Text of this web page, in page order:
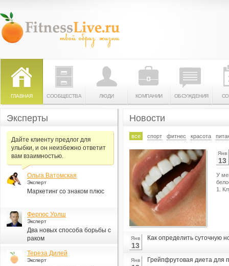
ГЛАВНАЯ СООБЩЕСТВА ЛЮДИ КОМПАНИИ ОБСУЖДЕНИЯ
Новости
все спорт фитнес красота
Янв
13
У
1.
Янв
13
Как определить суточную
Янв Грейпфрутовая диета для
Эксперты
Дайте клиенту предлог для
улыбки, и он неизбежно ответит
вам взаимностью.
Ольга Ватомская
Эксперт
Маркетинг со знаком плюс
Фергюс Уолш
Эксперт
Два новых способа борьбы с
раком
Тереза Дилей
Эксперт